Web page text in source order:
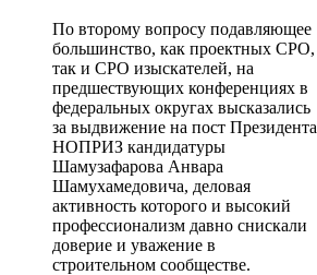
По второму вопросу подавляющее
большинство, как проектных СРО,
так и СРО изыскателей, на
предшествующих конференциях в
федеральных округах высказались
за выдвижение на пост Президента
НОПРИЗ кандидатуры
Шамузафарова Анвара
Шамухамедовича, деловая
активность которого и высокий
профессионализм давно снискали
доверие и уважение в
строительном сообществе.